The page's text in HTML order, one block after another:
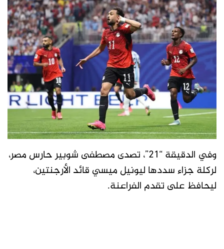
وفي الدقيقة “21”، تصدى مصطفى شوبير حارس مصر،
لركلة جزاء سددها ليونيل ميسي قائد الأرجنتين،
ليحافظ على تقدم الفراعنة.